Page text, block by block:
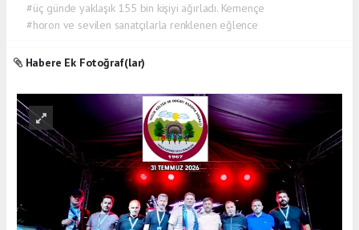
#üç günde yaklaşık 155 bin kişiyi ağırladı. Kemençe
#horon ve sevilen sanatçılarla renklenen eğlence
Habere Ek Fotoğraf(lar)